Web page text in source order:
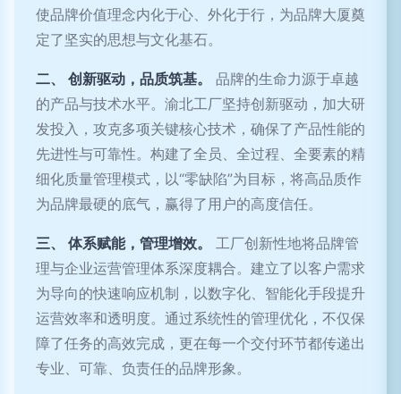
使品牌价值理念内化于心、外化于行，为品牌大厦奠
定了坚实的思想与文化基石。
二、 创新驱动，品质筑基。
品牌的生命力源于卓越
的产品与技术水平。渝北工厂坚持创新驱动，加大研
发投入，攻克多项关键核心技术，确保了产品性能的
先进性与可靠性。构建了全员、全过程、全要素的精
细化质量管理模式，以“零缺陷”为目标，将高品质作
为品牌最硬的底气，赢得了用户的高度信任。
三、 体系赋能，管理增效。
工厂创新性地将品牌管
理与企业运营管理体系深度耦合。建立了以客户需求
为导向的快速响应机制，以数字化、智能化手段提升
运营效率和透明度。通过系统性的管理优化，不仅保
障了任务的高效完成，更在每一个交付环节都传递出
专业、可靠、负责任的品牌形象。